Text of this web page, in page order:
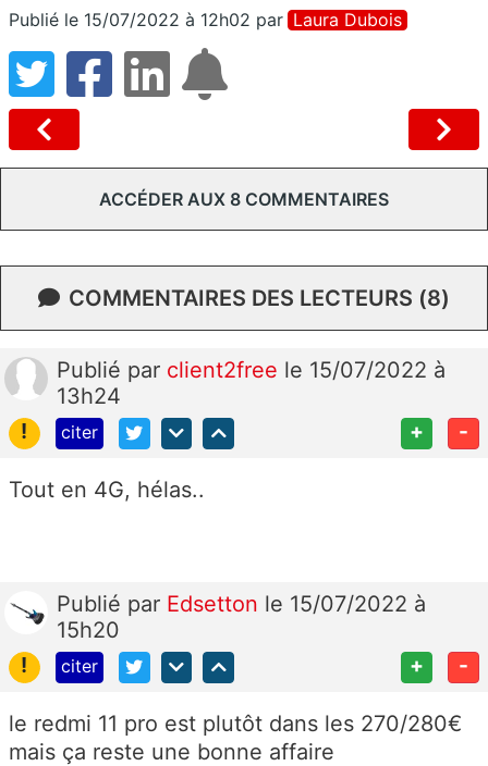
Publié le 15/07/2022 à 12h02 par Laura Dubois
ACCÉDER AUX 8 COMMENTAIRES
COMMENTAIRES DES LECTEURS (8)
Publié par client2free le 15/07/2022 à
13h24
!
citer + -
Tout en 4G, hélas..
Publié par Edsetton le 15/07/2022 à
15h20
!
citer + -
le redmi 11 pro est plutôt dans les 270/280€
mais ça reste une bonne affaire